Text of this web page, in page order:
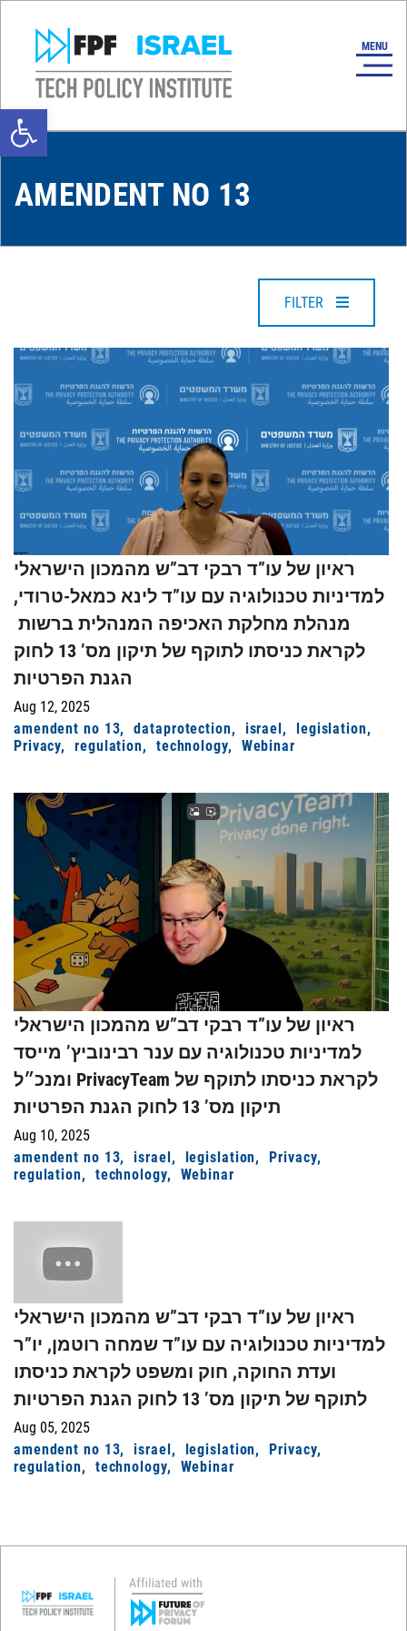
Open toolbar
AMENDENT NO 13
FILTER
ראיון של עו”ד רבקי דב”ש מהמכון הישראלי
למדיניות טכנולוגיה עם עו”ד לינא כמאל-טרודי,
מנהלת מחלקת האכיפה המנהלית ברשות
לקראת כניסתו לתוקף של תיקון מס’ 13 לחוק
הגנת הפרטיות
Aug 12, 2025
amendent no 13
dataprotection israel
legislation
Privacy
regulation technology Webinar
ראיון של עו”ד רבקי דב”ש מהמכון הישראלי
למדיניות טכנולוגיה עם ענר רבינוביץ’ מייסד
ומנכ״ל PrivacyTeam לקראת כניסתו לתוקף של
תיקון מס’ 13 לחוק הגנת הפרטיות
Aug 10, 2025
amendent no 13
israel legislation
Privacy
regulation
technology Webinar
ראיון של עו”ד רבקי דב”ש מהמכון הישראלי
למדיניות טכנולוגיה עם עו”ד שמחה רוטמן, יו”ר
ועדת החוקה, חוק ומשפט לקראת כניסתו
לתוקף של תיקון מס’ 13 לחוק הגנת הפרטיות
Aug 05, 2025
amendent no 13
israel legislation
Privacy
regulation
technology Webinar